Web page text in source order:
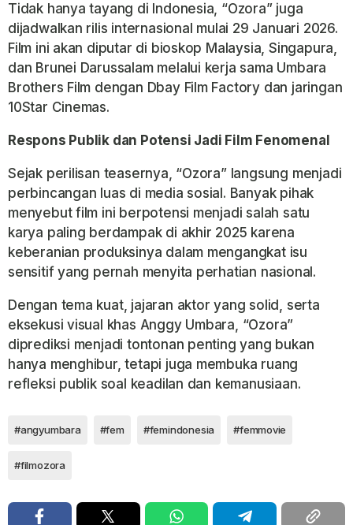
Tidak hanya tayang di Indonesia, “Ozora” juga
dijadwalkan rilis internasional mulai 29 Januari 2026.
Film ini akan diputar di bioskop Malaysia, Singapura,
dan Brunei Darussalam melalui kerja sama Umbara
Brothers Film dengan Dbay Film Factory dan jaringan
10Star Cinemas.
Respons Publik dan Potensi Jadi Film Fenomenal
Sejak perilisan teasernya, “Ozora” langsung menjadi
perbincangan luas di media sosial. Banyak pihak
menyebut film ini berpotensi menjadi salah satu
karya paling berdampak di akhir 2025 karena
keberanian produksinya dalam mengangkat isu
sensitif yang pernah menyita perhatian nasional.
Dengan tema kuat, jajaran aktor yang solid, serta
eksekusi visual khas Anggy Umbara, “Ozora”
diprediksi menjadi tontonan penting yang bukan
hanya menghibur, tetapi juga membuka ruang
refleksi publik soal keadilan dan kemanusiaan.
#angyumbara #fem #femindonesia #femmovie
#filmozora